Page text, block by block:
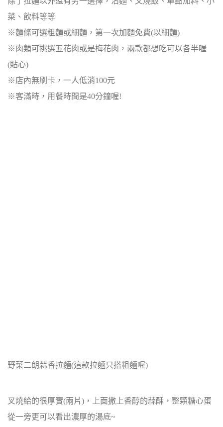
菜、飲料等等
※麵條可選粗麵或細麵，第一次加麵免費(以細麵)
※肉類可挑選五花肉或是梅花肉，兩款都想吃可以各半喔
(貼心)
※店內無刷卡，一人低消100元
※客滿時，用餐時間是40分鐘喔!
野菜二朗蒜香拉麵(這款拉麵只搭粗麵喔)
叉燒給的很厚實(兩片)，上面撒上香醇的蒜酥，整顆糖心蛋
從一旁更可以看出濃厚的湯底~